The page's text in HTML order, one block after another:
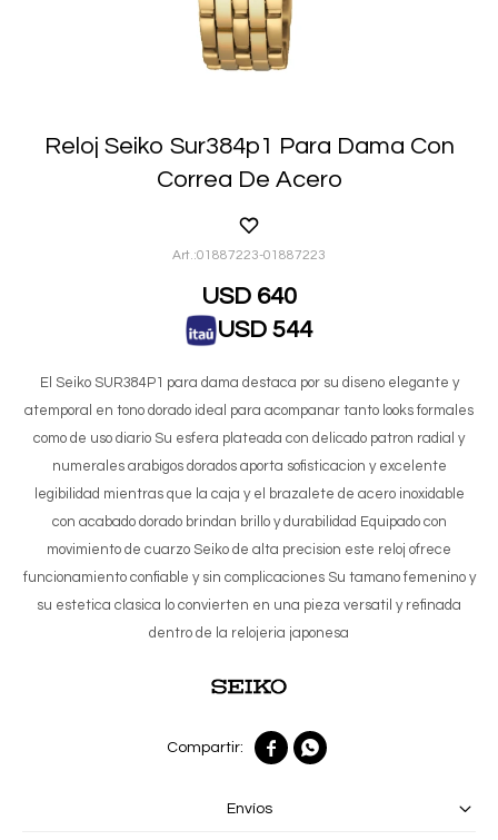
Reloj Seiko Sur384p1 Para Dama Con
Correa De Acero
01887223-01887223
USD 640
USD 544
El Seiko SUR384P1 para dama destaca por su diseno elegante y
atemporal en tono dorado ideal para acompanar tanto looks formales
como de uso diario Su esfera plateada con delicado patron radial y
numerales arabigos dorados aporta sofisticacion y excelente
legibilidad mientras que la caja y el brazalete de acero inoxidable
con acabado dorado brindan brillo y durabilidad Equipado con
movimiento de cuarzo Seiko de alta precision este reloj ofrece
funcionamiento confiable y sin complicaciones Su tamano femenino y
su estetica clasica lo convierten en una pieza versatil y refinada
dentro de la relojeria japonesa
 
Envíos